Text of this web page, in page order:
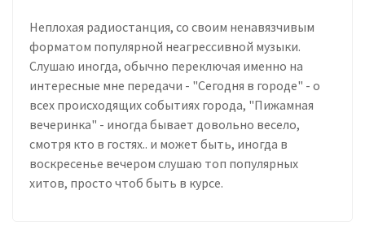
Неплохая радиостанция, со своим ненавязчивым
форматом популярной неагрессивной музыки.
Слушаю иногда, обычно переключая именно на
интересные мне передачи - "Сегодня в городе" - о
всех происходящих событиях города, "Пижамная
вечеринка" - иногда бывает довольно весело,
смотря кто в гостях.. и может быть, иногда в
воскресенье вечером слушаю топ популярных
хитов, просто чтоб быть в курсе.